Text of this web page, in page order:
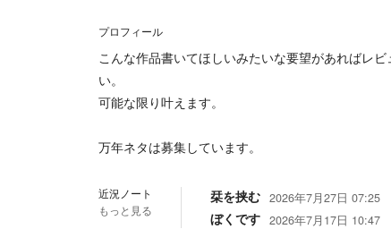
プロフィール
こんな作品書いてほしいみたいな要望があればレ
い。
可能な限り叶えます。
万年ネタは募集しています。
近況ノート
もっと見る
栞を挟む 2026年7月27日 07:25
ぼくです 2026年7月17日 10:47